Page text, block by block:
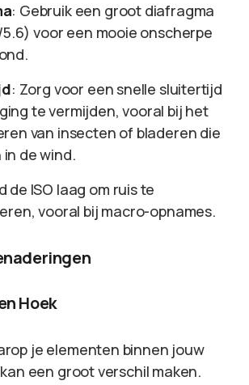
: Gebruik een groot diafragma
voor een mooie onscherpe
: Zorg voor een snelle sluitertijd
te vermijden, vooral bij het
van insecten of bladeren die
de wind.
de ISO laag om ruis te
vooral bij macro-opnames.
Hoek
je elementen binnen jouw
een groot verschil maken.